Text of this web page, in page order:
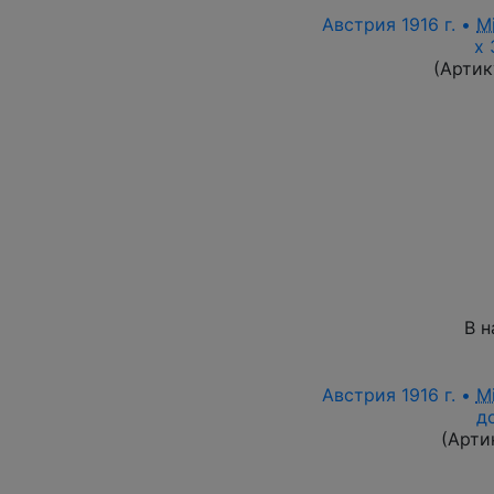
Австрия 1916 г. •
х
В
Австрия 1916 г. •